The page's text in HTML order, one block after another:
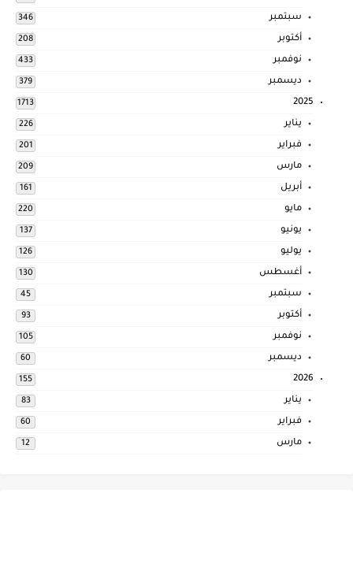
سبتمبر 346
أكتوبر 208
نوفمبر 433
ديسمبر 379
2025
1713
يناير 226
فبراير 201
مارس 209
أبريل 161
مايو 220
يونيو 137
يوليو 126
أغسطس 130
سبتمبر 45
أكتوبر 93
نوفمبر 105
ديسمبر 60
2026
155
يناير 83
فبراير 60
مارس 12